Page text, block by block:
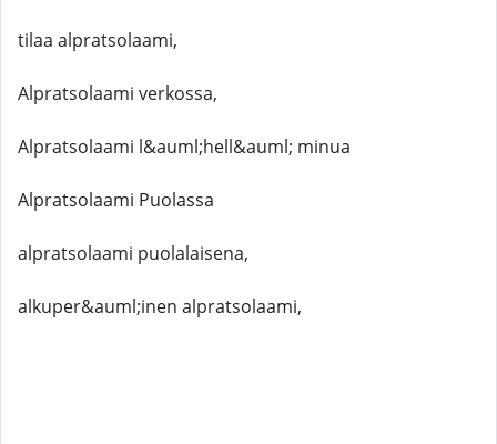
tilaa alpratsolaami,
Alpratsolaami verkossa,
Alpratsolaami l&auml;hell&auml; minua
Alpratsolaami Puolassa
alpratsolaami puolalaisena,
alkuper&auml;inen alpratsolaami,